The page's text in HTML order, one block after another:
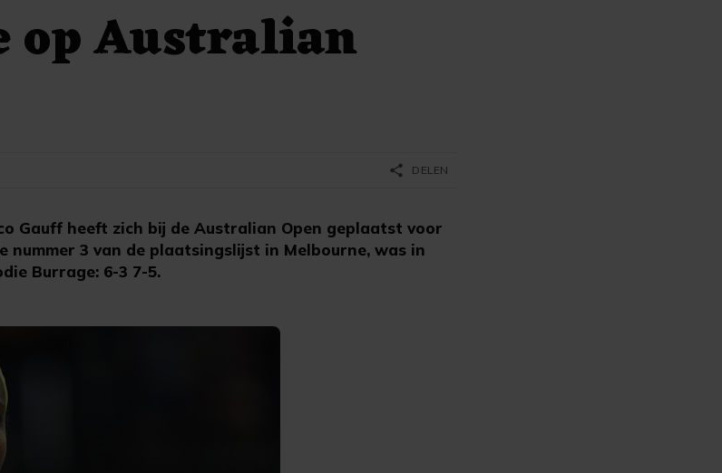
op Australian
Gauff heeft zich bij de Australian Open geplaatst voor
nummer 3 van de plaatsingslijst in Melbourne, was in
Burrage: 6-3 7-5.
share DELEN